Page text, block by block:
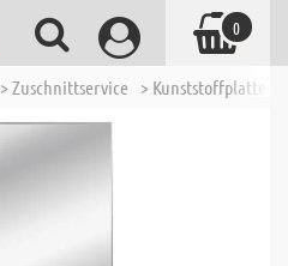
> Zuschnittservice > Kunststoffplatten
0